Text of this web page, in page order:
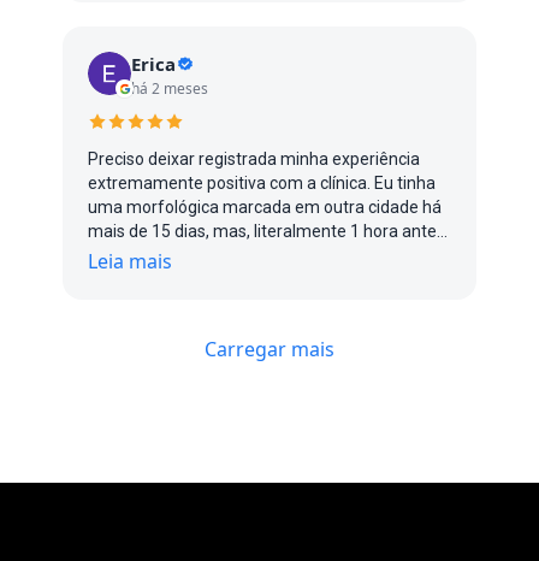
Erica
há 2 meses
Preciso deixar registrada minha experiência
extremamente positiva com a clínica. Eu tinha
uma morfológica marcada em outra cidade há
mais de 15 dias, mas, literalmente 1 hora antes
do exame, me avisaram que a médica estava
clínicas tentando um encaixe urgente e, além
Leia mais
Carregar mais